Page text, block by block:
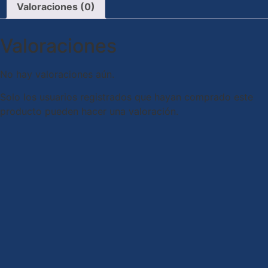
Valoraciones (0)
Valoraciones
No hay valoraciones aún.
Solo los usuarios registrados que hayan comprado este
producto pueden hacer una valoración.